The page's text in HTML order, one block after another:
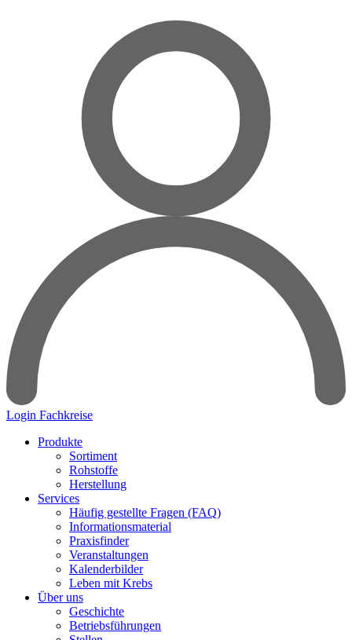
Login Fachkreise
Produkte
Sortiment
Rohstoffe
Herstellung
Services
Häufig gestellte Fragen (FAQ)
Informationsmaterial
Praxisfinder
Veranstaltungen
Kalenderbilder
Leben mit Krebs
Über uns
Geschichte
Betriebsführungen